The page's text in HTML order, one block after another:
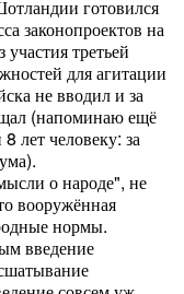
готовился
законопроектов на
третьей
для агитации
не вводил и за
(напоминаю ещё
лет человеку: за
о народе", не
вооружённая
нормы.
введение